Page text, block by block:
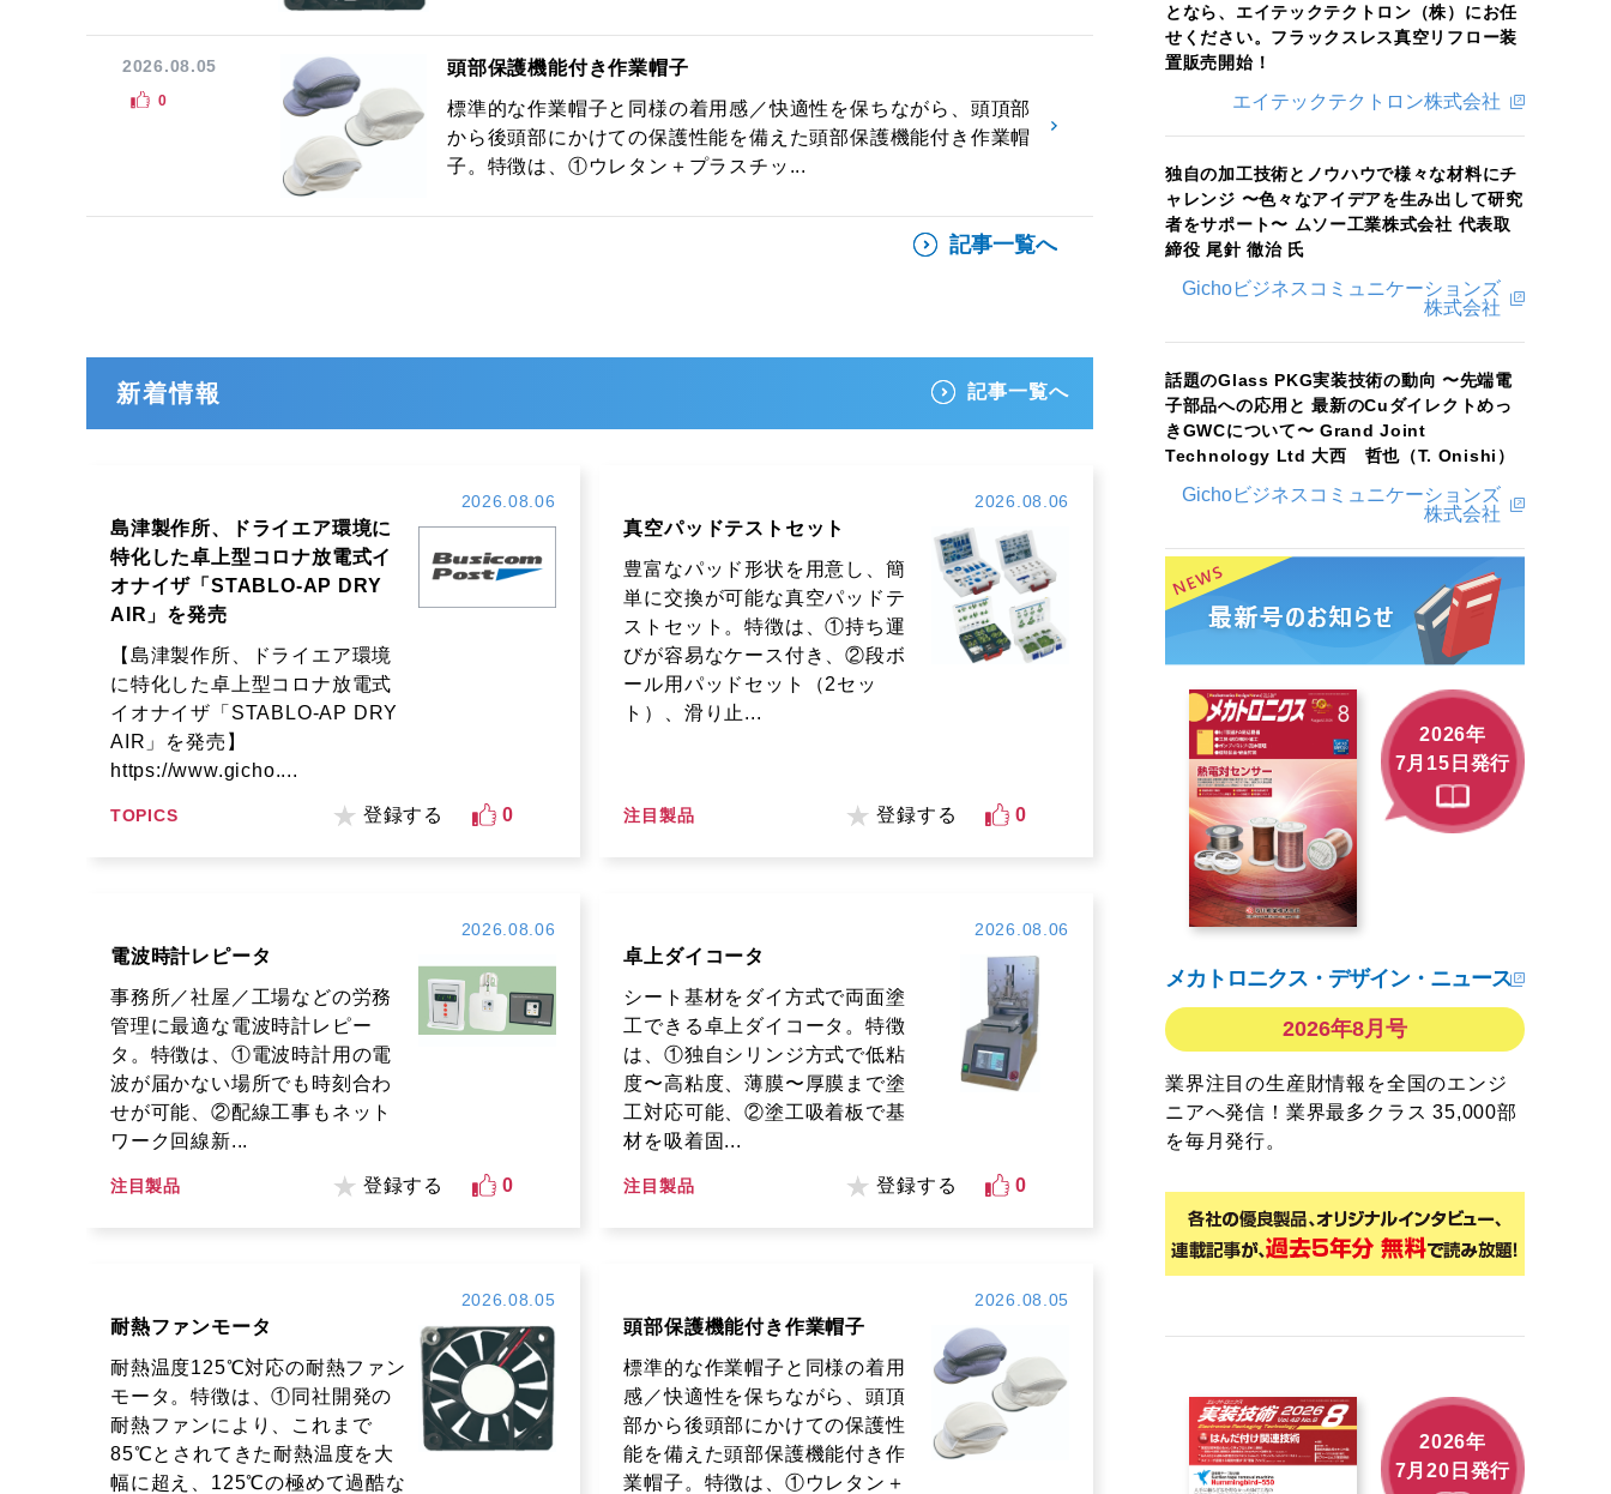
2026.08.05
頭部保護機能付き作業帽子
標準的な作業帽子と同様の着用感／快適性を保ちながら、頭頂部
から後頭部にかけての保護性能を備えた頭部保護機能付き作業帽
子。特徴は、①ウレタン＋プラスチッ...
0
記事一覧へ
新着情報 記事一覧へ
2026.08.06
島津製作所、ドライエア環境に
特化した卓上型コロナ放電式イ
オナイザ「STABLO-AP DRY
AIR」を発売
【島津製作所、ドライエア環境
に特化した卓上型コロナ放電式
イオナイザ「STABLO-AP DRY
AIR」を発売】
https://www.gicho....
TOPICS 登録する 0
2026.08.06
真空パッドテストセット
豊富なパッド形状を用意し、簡
単に交換が可能な真空パッドテ
ストセット。特徴は、①持ち運
びが容易なケース付き、②段ボ
ール用パッドセット（2セッ
ト）、滑り止...
注目製品 登録する 0
2026.08.06
電波時計レピータ
事務所／社屋／工場などの労務
管理に最適な電波時計レピー
タ。特徴は、①電波時計用の電
波が届かない場所でも時刻合わ
せが可能、②配線工事もネット
ワーク回線新...
注目製品 登録する 0
2026.08.06
卓上ダイコータ
シート基材をダイ方式で両面塗
工できる卓上ダイコータ。特徴
は、①独自シリンジ方式で低粘
度〜高粘度、薄膜〜厚膜まで塗
工対応可能、②塗工吸着板で基
材を吸着固...
注目製品 登録する 0
2026.08.05
耐熱ファンモータ
耐熱温度125℃対応の耐熱ファン
モータ。特徴は、①同社開発の
耐熱ファンにより、これまで
85℃とされてきた耐熱温度を大
幅に超え、125℃の極めて過酷な
2026.08.05
頭部保護機能付き作業帽子
標準的な作業帽子と同様の着用
感／快適性を保ちながら、頭頂
部から後頭部にかけての保護性
能を備えた頭部保護機能付き作
業帽子。特徴は、①ウレタン＋
となら、エイテックテクトロン（株）にお任
せください。フラックスレス真空リフロー装
置販売開始！
エイテックテクトロン株式会社
独自の加工技術とノウハウで様々な材料にチ
ャレンジ 〜色々なアイデアを生み出して研究
者をサポート〜 ムソー工業株式会社 代表取
締役 尾針 徹治 氏
Gichoビジネスコミュニケーションズ
株式会社
話題のGlass PKG実装技術の動向 〜先端電
子部品への応用と 最新のCuダイレクトめっ
きGWCについて〜 Grand Joint
Technology Ltd 大西 哲也（T. Onishi）
Gichoビジネスコミュニケーションズ
株式会社
2026年
7月15日発行
メカトロニクス・デザイン・ニュース
2026年8月号
業界注目の生産財情報を全国のエンジ
ニアへ発信！業界最多クラス 35,000部
を毎月発行。
2026年
7月20日発行